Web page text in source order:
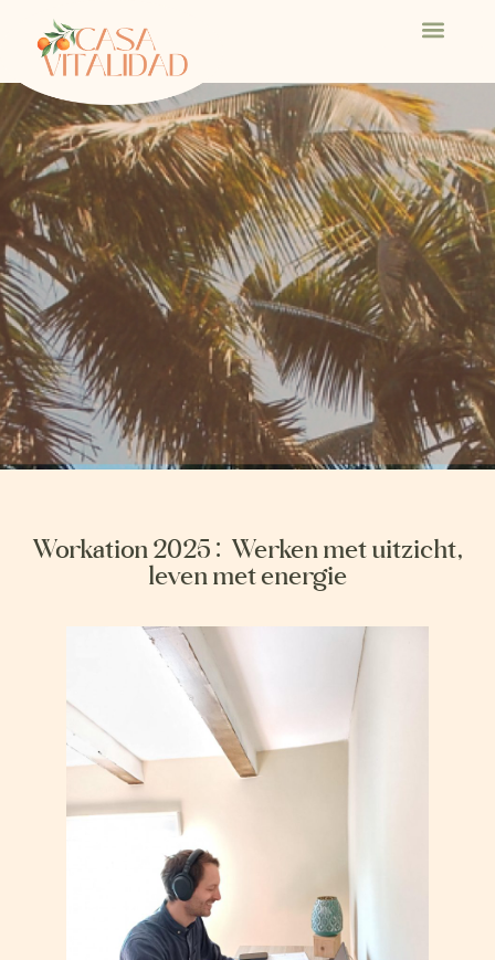
Workation 2025: Werken met uitzicht,
leven met energie